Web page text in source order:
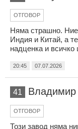
ОТГОВОР
Няма страшно.
Индия и Китай, а
надценка и
20:45 07.07.2026
41 Владимир
ОТГОВОР
Този завод няма